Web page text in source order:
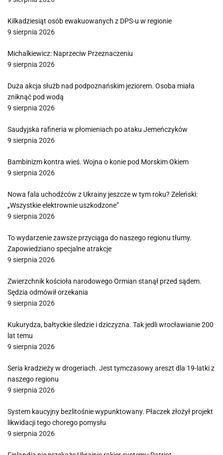
Kilkadziesiąt osób ewakuowanych z DPS-u w regionie
9 sierpnia 2026
Michalkiewicz: Naprzeciw Przeznaczeniu
9 sierpnia 2026
Duża akcja służb nad podpoznańskim jeziorem. Osoba miała
zniknąć pod wodą
9 sierpnia 2026
Saudyjska rafineria w płomieniach po ataku Jemeńczyków
9 sierpnia 2026
Bambinizm kontra wieś. Wojna o konie pod Morskim Okiem
9 sierpnia 2026
Nowa fala uchodźców z Ukrainy jeszcze w tym roku? Zeleński:
„Wszystkie elektrownie uszkodzone”
9 sierpnia 2026
To wydarzenie zawsze przyciąga do naszego regionu tłumy.
Zapowiedziano specjalne atrakcje
9 sierpnia 2026
Zwierzchnik kościoła narodowego Ormian stanął przed sądem.
Sędzia odmówił orzekania
9 sierpnia 2026
Kukurydza, bałtyckie śledzie i dziczyzna. Tak jedli wrocławianie 200
lat temu
9 sierpnia 2026
Seria kradzieży w drogeriach. Jest tymczasowy areszt dla 19-latki z
naszego regionu
9 sierpnia 2026
System kaucyjny bezlitośnie wypunktowany. Płaczek złożył projekt
likwidacji tego chorego pomysłu
9 sierpnia 2026